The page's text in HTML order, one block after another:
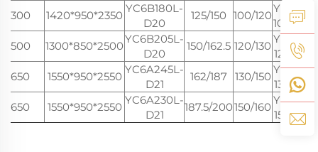
YLGF-
100YC
100/120
125/150
YC6B180L-
D20
2350*950*1420
1300
YLGF-
120YC
120/130
150/162.5
YC6B205L-
D20
2500*850*1300
1500
YLGF-
130YC
130/150
162/187
YC6A245L-
D21
2550*950*1550
1650
YLGF-
150YC
150/160
187.5/200
YC6A230L-
D21
2550*950*1550
1650